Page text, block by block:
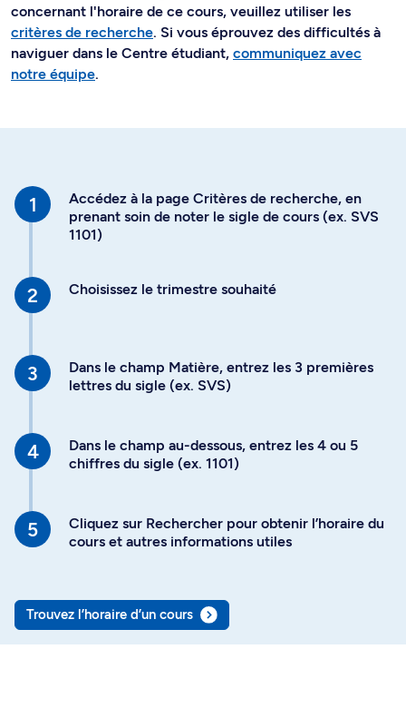
concernant l'horaire de ce cours, veuillez utiliser les
critères de recherche. Si vous éprouvez des difficultés à
naviguer dans le Centre étudiant, communiquez avec
notre équipe.
Accédez à la page Critères de recherche, en
prenant soin de noter le sigle de cours (ex. SVS
1101)
Choisissez le trimestre souhaité
Dans le champ Matière, entrez les 3 premières
lettres du sigle (ex. SVS)
Dans le champ au-dessous, entrez les 4 ou 5
chiffres du sigle (ex. 1101)
Cliquez sur Rechercher pour obtenir l’horaire du
cours et autres informations utiles
Trouvez l’horaire d’un cours